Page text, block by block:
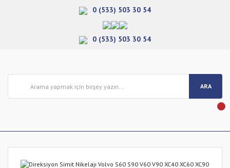
0 (533) 503 30 54
0 (533) 503 30 54
ARA